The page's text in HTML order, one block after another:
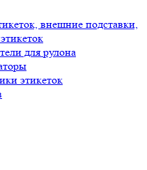
внешние подставки,
для рулона
этикеток